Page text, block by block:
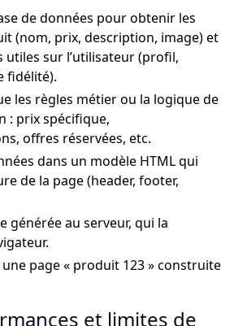
de données pour obtenir les
(nom, prix, description, image) et
sur l’utilisateur (profil,
fidélité).
les règles métier ou la logique de
: prix spécifique,
offres réservées, etc.
dans un modèle HTML qui
de la page (header, footer,
générée au serveur, qui la
une page « produit 123 » construite
et limites de